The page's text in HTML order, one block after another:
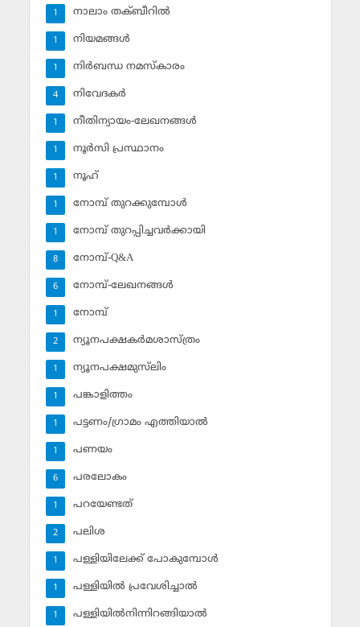
നാലാം തക്ബീറില്‍
1
നിയമങ്ങള്‍
1
നിര്‍ബന്ധ നമസ്‌കാരം
1
നിവേദകര്‍
4
നീതിന്യായം-ലേഖനങ്ങള്‍
1
നൂര്‍സി പ്രസ്ഥാനം
1
നൂഹ്‌
1
നോമ്പ് തുറക്കുമ്പോള്‍
1
നോമ്പ് തുറപ്പിച്ചവര്‍ക്കായി
1
നോമ്പ്-Q&A
8
നോമ്പ്-ലേഖനങ്ങള്‍
6
നോമ്പ്‌
1
ന്യൂനപക്ഷകര്‍മശാസ്ത്രം
2
ന്യൂനപക്ഷമുസ്‌ലിം
1
പങ്കാളിത്തം
1
പട്ടണം/ഗ്രാമം എത്തിയാല്‍
1
പണയം
1
പരലോകം
6
പറയേണ്ടത്
1
പലിശ
2
പള്ളിയിലേക്ക് പോകുമ്പോള്‍
1
പള്ളിയില്‍ പ്രവേശിച്ചാല്‍
1
പള്ളിയില്‍നിന്നിറങ്ങിയാല്‍
1